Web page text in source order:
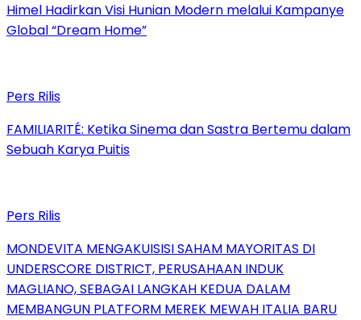
Himel Hadirkan Visi Hunian Modern melalui Kampanye
Global “Dream Home”
Pers Rilis
FAMILIARITÉ: Ketika Sinema dan Sastra Bertemu dalam
Sebuah Karya Puitis
Pers Rilis
MONDEVITA MENGAKUISISI SAHAM MAYORITAS DI
UNDERSCORE DISTRICT, PERUSAHAAN INDUK
MAGLIANO, SEBAGAI LANGKAH KEDUA DALAM
MEMBANGUN PLATFORM MEREK MEWAH ITALIA BARU